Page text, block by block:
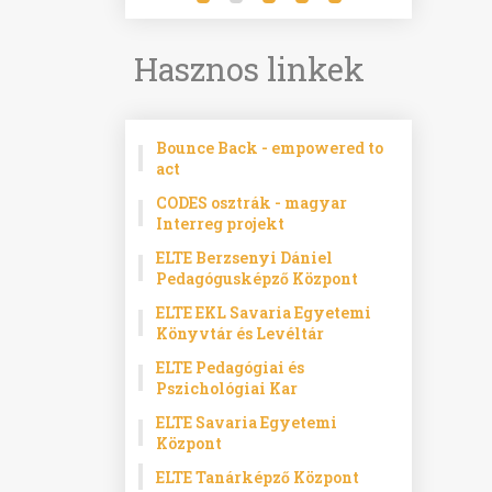
Hasznos linkek
Bounce Back - empowered to
act
CODES osztrák - magyar
Interreg projekt
ELTE Berzsenyi Dániel
Pedagógusképző Központ
ELTE EKL Savaria Egyetemi
Könyvtár és Levéltár
ELTE Pedagógiai és
Pszichológiai Kar
ELTE Savaria Egyetemi
Központ
ELTE Tanárképző Központ